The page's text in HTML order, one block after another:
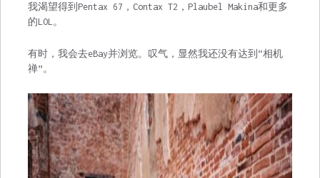
我渴望得到Pentax 67，Contax T2，Plaubel Makina和更多
的LOL。
有时，我会去eBay并浏览。叹气，显然我还没有达到“相机
禅”。